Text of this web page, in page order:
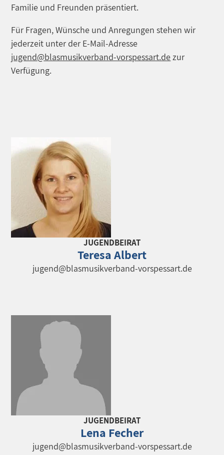
Familie und Freunden präsentiert.
Für Fragen, Wünsche und Anregungen stehen wir
jederzeit unter der E-Mail-Adresse
jugend@blasmusikverband-vorspessart.dezur
Verfügung.
JUGENDBEIRAT
Teresa Albert
jugend@blasmusikverband-vorspessart.de
JUGENDBEIRAT
Lena Fecher
jugend@blasmusikverband-vorspessart.de